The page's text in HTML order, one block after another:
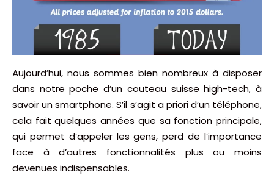
Aujourd’hui, nous sommes bien nombreux à disposer
dans notre poche d’un couteau suisse high-tech, à
savoir un smartphone. S’il s’agit a priori d’un téléphone,
cela fait quelques années que sa fonction principale,
qui permet d’appeler les gens, perd de l’importance
face à d’autres fonctionnalités plus ou moins
devenues indispensables.